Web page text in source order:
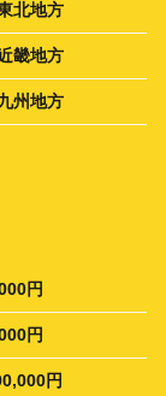
北地方
畿地方
州地方
円
円
円